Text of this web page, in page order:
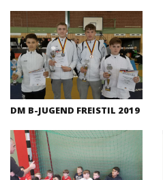
DM B-JUGEND FREISTIL 2019